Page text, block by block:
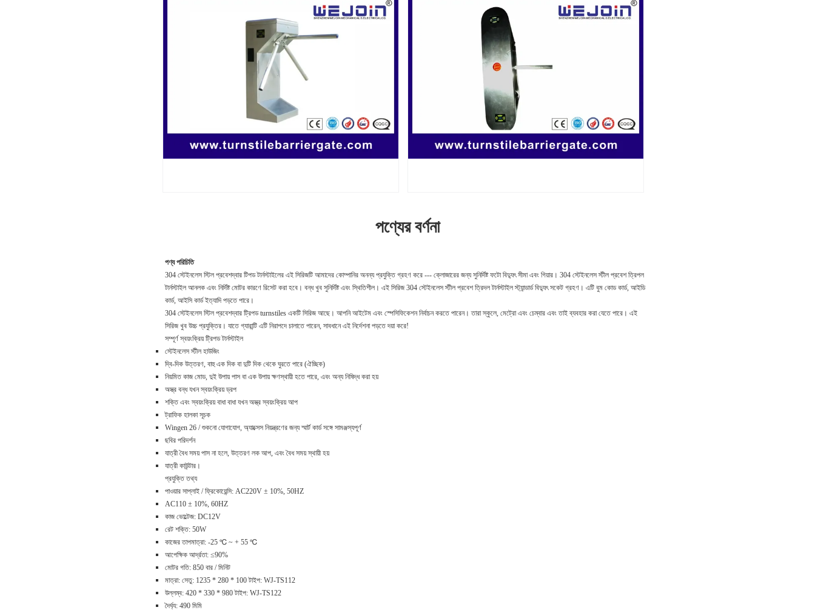
পণ্যের বর্ণনা
পণ্য পরিচিতি
304 স্টেইনলেস স্টিল প্রবেশদ্বার টিপড টার্নস্টাইলের এই সিরিজটি আমাদের কোম্পানির অনন্য প্রযুক্তি গ্রহণ করে --- ক্লোজারের জন্য সুনির্দিষ্ট ফটো বিদ্যুৎ সীমা এবং গিয়ার। 304 স্টেইনলেস স্টীল প্রবেশ ত্রিপল
টার্নস্টাইল আনলক এবং নির্দিষ্ট মোটর কারণে রিসেট করা হবে। বন্ধ খুব সুনির্দিষ্ট এবং স্থিতিশীল। এই সিরিজ 304 স্টেইনলেস স্টীল প্রবেশ ত্রিদল টার্নস্টাইল স্ট্যান্ডার্ড বিদ্যুৎ সকেট গ্রহণ। এটি বুম কোড কার্ড, আইডি
কার্ড, আইসি কার্ড ইত্যাদি পড়তে পারে।
304 স্টেইনলেস স্টিল প্রবেশদ্বার ট্রিপড turnstiles একটি সিরিজ আছে। আপনি আইটেম এবং স্পেসিফিকেশন নির্বাচন করতে পারেন। তারা স্কুলে, মেট্রো এবং চেম্বার এবং তাই ব্যবহার করা যেতে পারে। এই
সিরিজ খুব উচ্চ প্রযুক্তির। যাতে গ্যারান্টি এটি নিরাপদে চালাতে পারেন, সাবধানে এই নির্দেশনা পড়তে দয়া করে!
সম্পূর্ণ স্বয়ংক্রিয় ট্রিপড টার্নস্টাইল
স্টেইনলেস স্টীল হাউজিং
দ্বি-দিক উত্তরণ, বাহু এক দিক বা দুটি দিক থেকে ঘুরতে পারে (ঐচ্ছিক)
নিয়মিত কাজ মোড, দুই উপায় পাস বা এক উপায় ক্ষণস্থায়ী হতে পারে, এবং অন্য নিষিদ্ধ করা হয়
অস্ত্র বন্ধ যখন স্বয়ংক্রিয় ড্রপ
শক্তি এবং স্বয়ংক্রিয় বাধা বাধা যখন অস্ত্র স্বয়ংক্রিয় আপ
ট্রাফিক হালকা সূচক
Wingen 26 / শুকনো যোগাযোগ, অ্যাক্সেস নিয়ন্ত্রণের জন্য স্মার্ট কার্ড সঙ্গে সামঞ্জস্যপূর্ণ
ছবির পরিদর্শন
যাত্রী বৈধ সময় পাস না হলে, উত্তরণ লক আপ, এবং বৈধ সময় স্থায়ী হয়
যাত্রী কাউন্টার।
প্রযুক্তি তথ্য
পাওয়ার সাপ্লাই / ফ্রিকোয়েন্সি: AC220V ± 10%, 50HZ
AC110 ± 10%, 60HZ
কাজ ভোল্টেজ: DC12V
রেট শক্তি: 50W
কাজের তাপমাত্রা: -25 ℃ ~ + 55 ℃
আপেক্ষিক আর্দ্রতা: ≤90%
মোটর গতি: 850 বার / মিনিট
মাত্রা: সেতু: 1235 * 280 * 100 টাইপ: WJ-TS112
উল্লম্ব: 420 * 330 * 980 টাইপ: WJ-TS122
দৈর্ঘ্য: 490 মিমি